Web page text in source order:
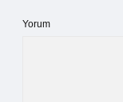
Yorum